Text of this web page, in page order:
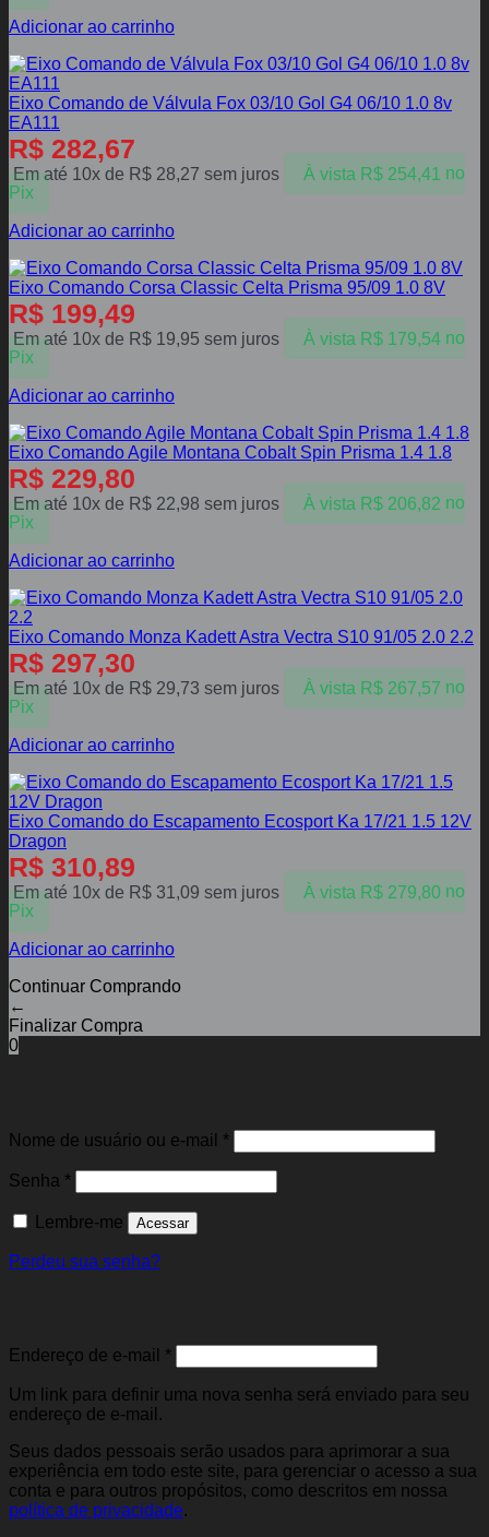
Adicionar ao carrinho
Eixo Comando de Válvula Fox 03/10 Gol G4 06/10 1.0 8v
EA111
R$ 282,67
Em até 10x de R$ 28,27 sem juros À vista R$254,41 no
Pix
Adicionar ao carrinho
Eixo Comando Corsa Classic Celta Prisma 95/09 1.0 8V
R$ 199,49
Em até 10x de R$ 19,95 sem juros À vista R$179,54 no
Pix
Adicionar ao carrinho
Eixo Comando Agile Montana Cobalt Spin Prisma 1.4 1.8
R$ 229,80
Em até 10x de R$ 22,98 sem juros À vista R$206,82 no
Pix
Adicionar ao carrinho
Eixo Comando Monza Kadett Astra Vectra S10 91/05 2.0 2.2
R$ 297,30
Em até 10x de R$ 29,73 sem juros À vista R$267,57 no
Pix
Adicionar ao carrinho
Eixo Comando do Escapamento Ecosport Ka 17/21 1.5 12V
Dragon
R$ 310,89
Em até 10x de R$ 31,09 sem juros À vista R$279,80 no
Pix
Adicionar ao carrinho
Continuar Comprando
←
Finalizar Compra
0
Nome de usuário ou e-mail *Obrigatório
Senha *Obrigatório
Lembre-me Acessar
Perdeu sua senha?
Endereço de e-mail *Obrigatório
Um link para definir uma nova senha será enviado para seu
endereço de e-mail.
Seus dados pessoais serão usados para aprimorar a sua
experiência em todo este site, para gerenciar o acesso a sua
conta e para outros propósitos, como descritos em nossa
política de privacidade.